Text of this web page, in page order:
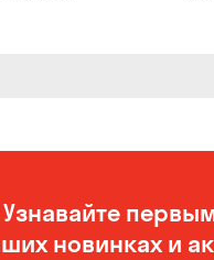
Узнавайте
новинках и